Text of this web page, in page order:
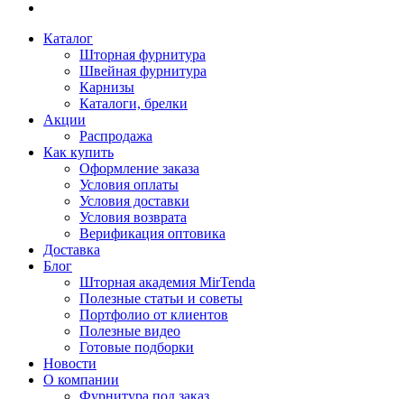
Каталог
Шторная фурнитура
Швейная фурнитура
Карнизы
Каталоги, брелки
Акции
Распродажа
Как купить
Оформление заказа
Условия оплаты
Условия доставки
Условия возврата
Верификация оптовика
Доставка
Блог
Шторная академия MirTenda
Полезные статьи и советы
Портфолио от клиентов
Полезные видео
Готовые подборки
Новости
О компании
Фурнитура под заказ